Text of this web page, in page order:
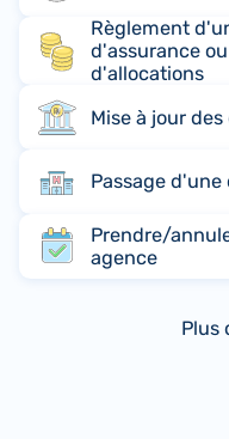
Règlement
d'assurance
d'allocations
Mise à jour
Passage
Prendre/
agence
Plus